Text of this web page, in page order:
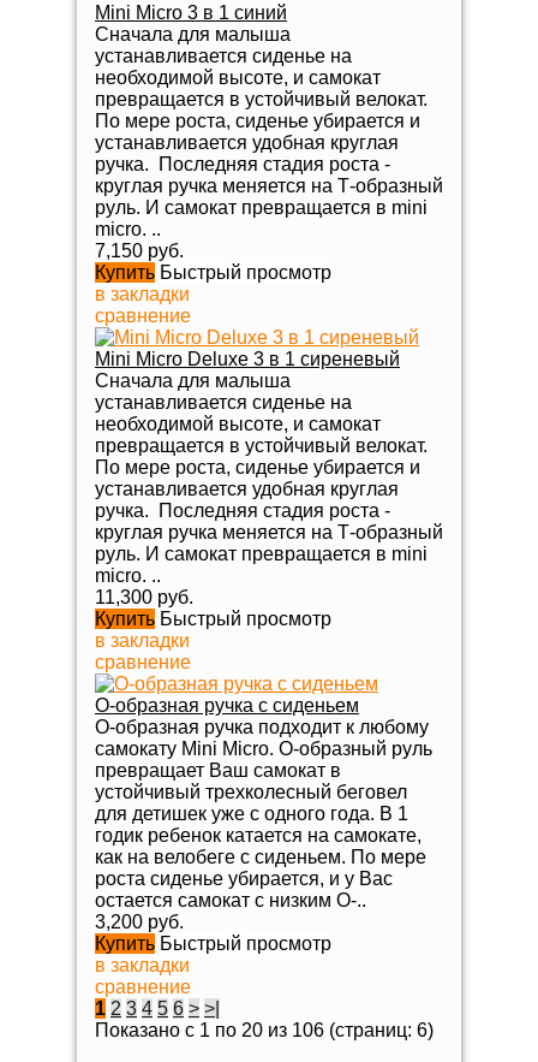
Mini Micro 3 в 1 синий
Сначала для малыша
устанавливается сиденье на
необходимой высоте, и самокат
превращается в устойчивый велокат.
По мере роста, сиденье убирается и
устанавливается удобная круглая
ручка. Последняя стадия роста -
круглая ручка меняется на Т-образный
руль. И самокат превращается в mini
micro. ..
7,150 руб.
Купить Быстрый просмотр
в закладки
сравнение
Mini Micro Deluxe 3 в 1 сиреневый
Сначала для малыша
устанавливается сиденье на
необходимой высоте, и самокат
превращается в устойчивый велокат.
По мере роста, сиденье убирается и
устанавливается удобная круглая
ручка. Последняя стадия роста -
круглая ручка меняется на Т-образный
руль. И самокат превращается в mini
micro. ..
11,300 руб.
Купить Быстрый просмотр
в закладки
сравнение
O-образная ручка с сиденьем
O-образная ручка подходит к любому
самокату Mini Micro. О-образный руль
превращает Ваш самокат в
устойчивый трехколесный беговел
для детишек уже с одного года. В 1
годик ребенок катается на самокате,
как на велобеге с сиденьем. По мере
роста сиденье убирается, и у Вас
остается самокат с низким О-..
3,200 руб.
Купить Быстрый просмотр
в закладки
сравнение
1 2 3 4 5 6 > >|
Показано с 1 по 20 из 106 (страниц: 6)